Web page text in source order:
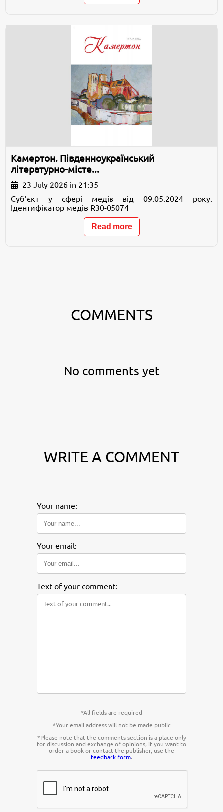
Камертон. Південноукраїнський
літературно-місте...
23 July 2026 in 21:35
Суб’єкт у сфері медів від 09.05.2024 року.
Ідентифікатор медів R30-05074
Read more
COMMENTS
No comments yet
WRITE A COMMENT
Your name:
Your email:
Text of your comment:
*All fields are required
*Your email address will not be made public
*Please note that the comments section is a place only
for discussion and exchange of opinions, if you want to
order a book or contact the publisher, use the
feedback form.